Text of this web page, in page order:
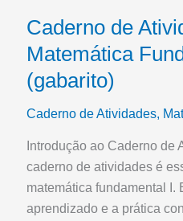
Caderno de
Matemática
(gabarito)
Caderno de Atividades,
Introdução ao Caderno de
caderno de atividades é
matemática fundamental I.
aprendizado e a prática